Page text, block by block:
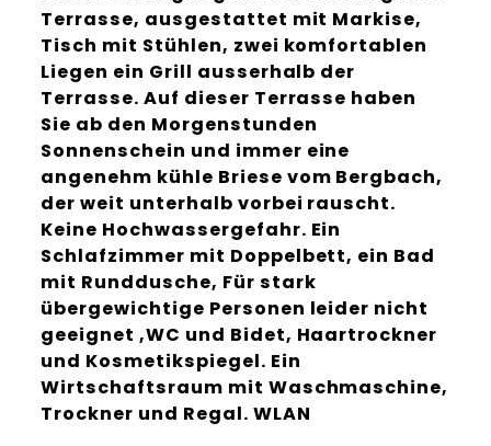
Terrasse, ausgestattet mit Markise,
Tisch mit Stühlen, zwei komfortablen
Liegen ein Grill ausserhalb der
Terrasse. Auf dieser Terrasse haben
Sie ab den Morgenstunden
Sonnenschein und immer eine
angenehm kühle Briese vom Bergbach,
der weit unterhalb vorbei rauscht.
Keine Hochwassergefahr. Ein
Schlafzimmer mit Doppelbett, ein Bad
mit Runddusche, Für stark
übergewichtige Personen leider nicht
geeignet ,WC und Bidet, Haartrockner
und Kosmetikspiegel. Ein
Wirtschaftsraum mit Waschmaschine,
Trockner und Regal. WLAN